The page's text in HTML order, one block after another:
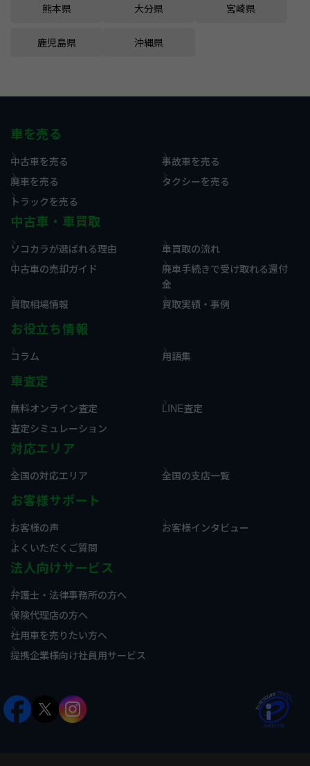
熊本県 大分県 宮崎県
鹿児島県 沖縄県
車を売る
中古車を売る
事故車を売る
廃車を売る
タクシーを売る
トラックを売る
中古車・車買取
ソコカラが選ばれる理由
車買取の流れ
中古車の売却ガイド
廃車手続きで受け取れる還付
金
買取相場情報
買取実績・事例
お役立ち情報
コラム 用語集
車査定
無料オンライン査定
LINE査定
査定シミュレーション
対応エリア
全国の対応エリア 全国の支店一覧
お客様サポート
お客様の声
お客様インタビュー
よくいただくご質問
法人向けサービス
弁護士・法律事務所の方へ
保険代理店の方へ
社用車を売りたい方へ
提携企業様向け社員用サービス